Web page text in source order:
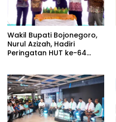
Wakil Bupati Bojonegoro,
Nurul Azizah, Hadiri
Peringatan HUT ke-64